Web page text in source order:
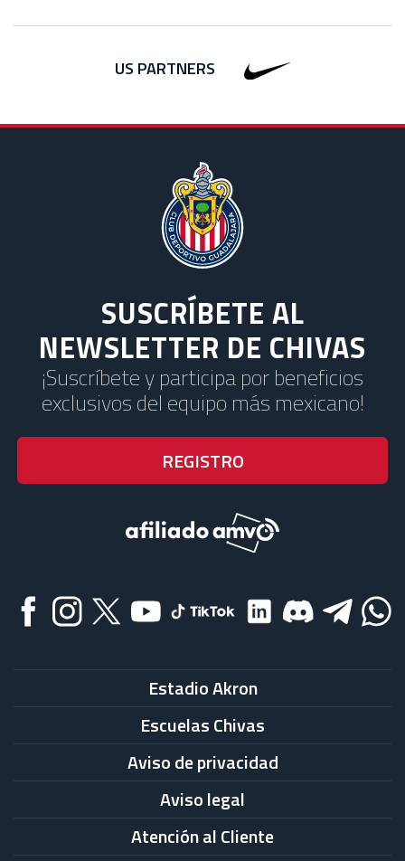
US PARTNERS
SUSCRÍBETE AL
NEWSLETTER DE CHIVAS
¡Suscríbete y participa por beneficios
exclusivos del equipo más mexicano!
Estadio Akron
Escuelas Chivas
Aviso de privacidad
Aviso legal
Atención al Cliente